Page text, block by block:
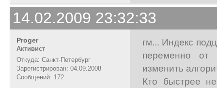
14.02.2009 23:32:33
Proger
Активист
Откуда: Санкт-Петербург
Зарегистрирован: 04.09.2008
Сообщений: 172
гм... Индекс
переменно от
изменить
Кто быстрее